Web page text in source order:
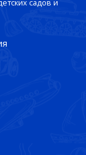
садов и